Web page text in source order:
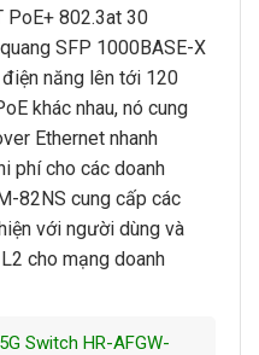
802.3at 30
SFP 1000BASE-X
năng lên tới 120
khác nhau, nó cung
Ethernet nhanh
phí cho các doanh
82NS cung cấp các
với người dùng và
cho mạng doanh
Switch HR-AFGW-